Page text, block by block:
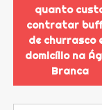
quanto
contratar
de churrasco
domicílio na
Branca